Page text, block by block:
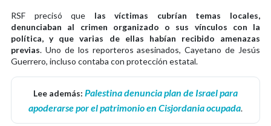
RSF precisó que las víctimas cubrían temas locales,
denunciaban al crimen organizado o sus vínculos con la
política, y que varias de ellas habían recibido amenazas
previas. Uno de los reporteros asesinados, Cayetano de Jesús
Guerrero, incluso contaba con protección estatal.
Lee además: Palestina denuncia plan de Israel para
apoderarse por el patrimonio en Cisjordania ocupada.